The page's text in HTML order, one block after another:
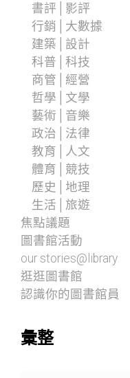
書評│影評
行銷│大數據
建築│設計
科普│科技
商管│經營
哲學│文學
藝術│音樂
政治│法律
教育│人文
體育│競技
歷史│地理
生活│旅遊
焦點議題
圖書館活動
our stories@library
逛逛圖書館
認識你的圖書館員
彙整